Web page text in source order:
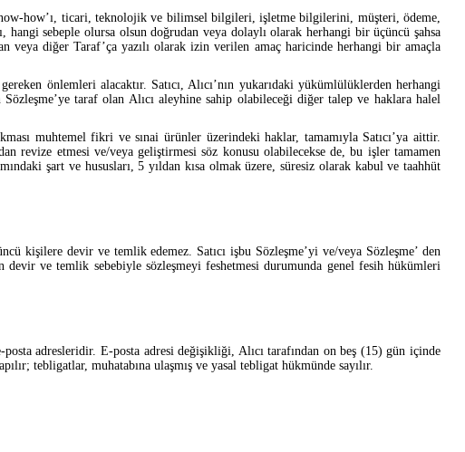
how’ı, ticari, teknolojik ve bilimsel bilgileri, işletme bilgilerini, müşteri, ödeme,
sebeple olursa olsun doğrudan veya dolaylı olarak herhangi bir üçüncü şahsa
veya diğer Taraf’ça yazılı olarak izin verilen amaç haricinde herhangi bir amaçla
önlemleri alacaktır. Satıcı, Alıcı’nın yukarıdaki yükümlülüklerden herhangi
taraf olan Alıcı aleyhine sahip olabileceği diğer talep ve haklara halel
muhtemel fikri ve sınai ürünler üzerindeki haklar, tamamıyla Satıcı’ya aittir.
revize etmesi ve/veya geliştirmesi söz konusu olabilecekse de, bu işler tamamen
şart ve hususları, 5 yıldan kısa olmak üzere, süresiz olarak kabul ve taahhüt
kişilere devir ve temlik edemez. Satıcı işbu Sözleşme’yi ve/veya Sözleşme’ den
ve temlik sebebiyle sözleşmeyi feshetmesi durumunda genel fesih hükümleri
adresleridir. E-posta adresi değişikliği, Alıcı tarafından on beş (15) gün içinde
tebligatlar, muhatabına ulaşmış ve yasal tebligat hükmünde sayılır.